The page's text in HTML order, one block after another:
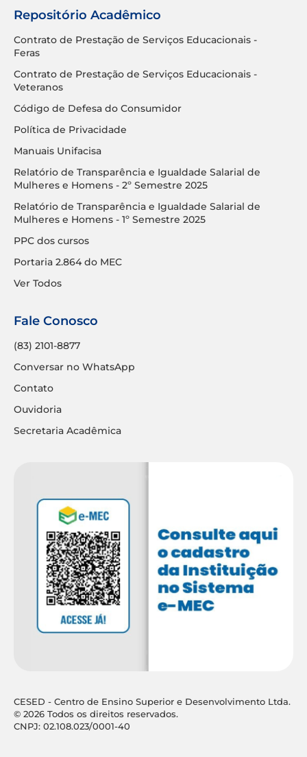
Repositório Acadêmico
Contrato de Prestação de Serviços Educacionais -
Feras
Contrato de Prestação de Serviços Educacionais -
Veteranos
Código de Defesa do Consumidor
Política de Privacidade
Manuais Unifacisa
Relatório de Transparência e Igualdade Salarial de
Mulheres e Homens - 2º Semestre 2025
Relatório de Transparência e Igualdade Salarial de
Mulheres e Homens - 1º Semestre 2025
PPC dos cursos
Portaria 2.864 do MEC
Ver Todos
Fale Conosco
(83) 2101-8877
Conversar no WhatsApp
Contato
Ouvidoria
Secretaria Acadêmica
CESED - Centro de Ensino Superior e Desenvolvimento Ltda.
© 2026 Todos os direitos reservados.
CNPJ: 02.108.023/0001-40